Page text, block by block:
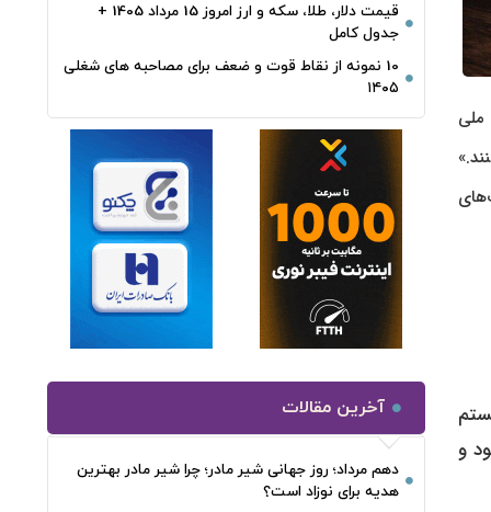
ملی
و
قیمت دلار، طلا، سکه و ارز امروز 15 مرداد 1405 +
جدول کامل
10 نمونه از نقاط قوت و ضعف برای مصاحبه‌ های شغلی
۱۴۰۵
آخرین مقالات
دهم مرداد؛ روز جهانی شیر مادر؛ چرا شیر مادر بهترین
هدیه برای نوزاد است؟